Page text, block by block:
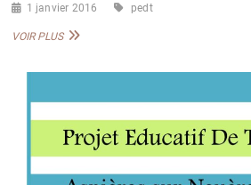
1 janvier 2016 pedt
VOIR PLUSPROJET